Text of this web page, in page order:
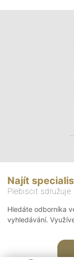
Najít
Plebiscit
Hledáte odborníka
vyhledávání.